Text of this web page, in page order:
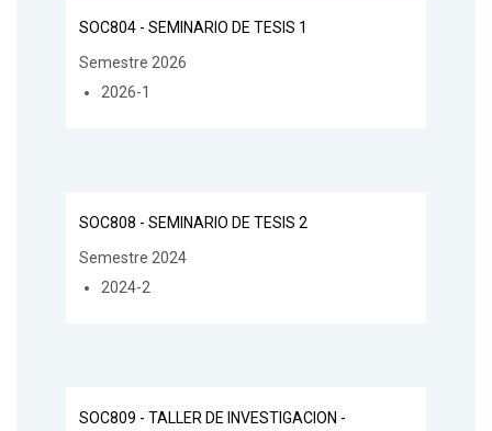
SOC804 - SEMINARIO DE TESIS 1
Semestre 2026
2026-1
SOC808 - SEMINARIO DE TESIS 2
Semestre 2024
2024-2
SOC809 - TALLER DE INVESTIGACION -